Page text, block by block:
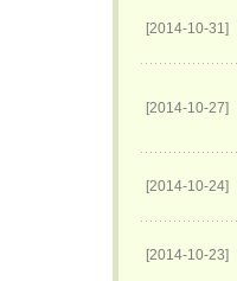
[2014-10-31]
[2014-10-27]
[2014-10-24]
[2014-10-23]